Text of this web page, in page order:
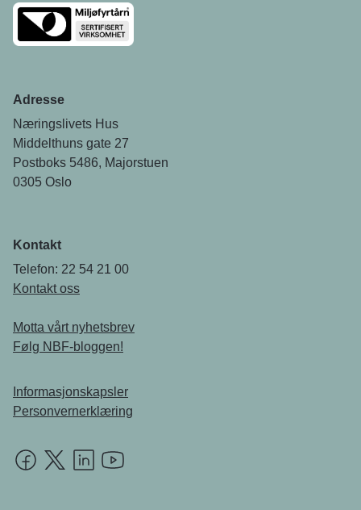
Adresse
Næringslivets Hus
Middelthuns gate 27
Postboks 5486, Majorstuen
0305 Oslo
Kontakt
Telefon: 22 54 21 00
Kontakt oss
Motta vårt nyhetsbrev
Følg NBF-bloggen!
Informasjonskapsler
Personvernerklæring